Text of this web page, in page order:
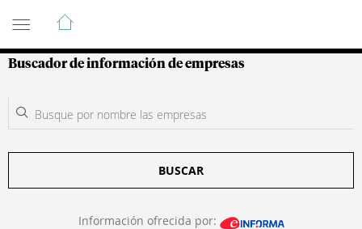
Guía de Empresas Colombianas
Buscador de información de empresas
BUSCAR
Información ofrecida por: